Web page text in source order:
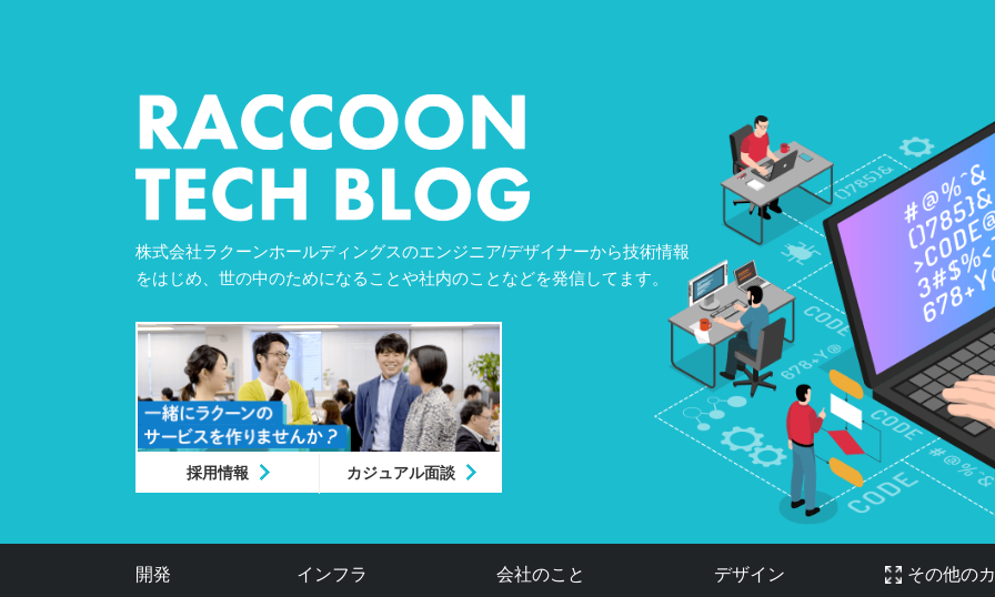
株式会社ラクーンホールディングスのエンジニア/デザイナーから技術情報
をはじめ、世の中のためになることや社内のことなどを発信してます。
採用情報 カジュアル面談
開発 インフラ 会社のこと デザイン その他の